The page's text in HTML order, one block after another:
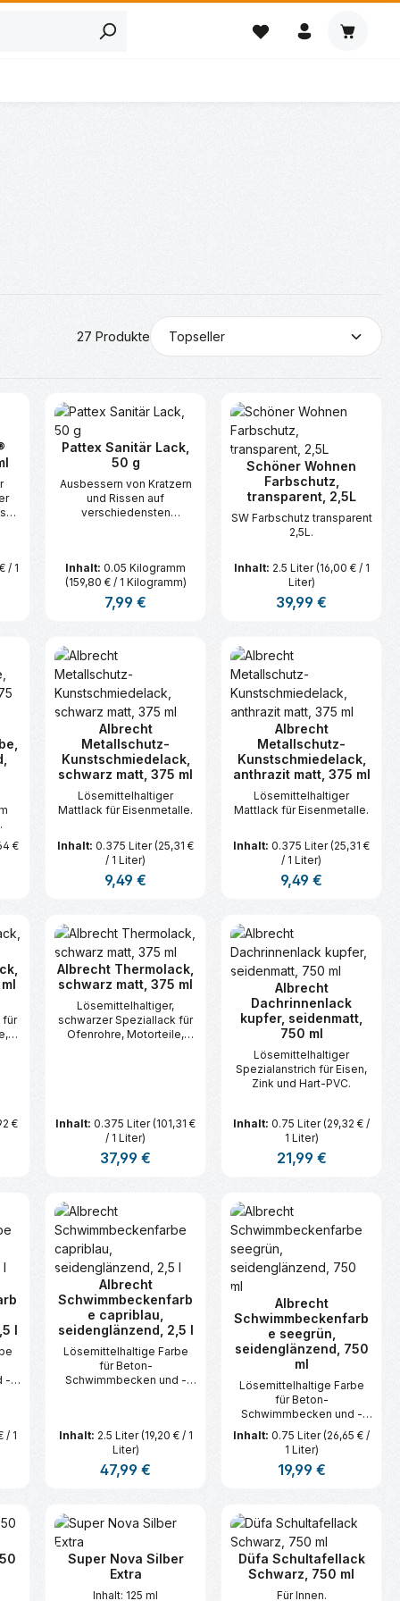
27 Produkte
oder benutze die Schaltflächen um
Wert ein oder benutze die
/ 1
Gib den gewünschten Wert ein
Pattex Sanitär Lack,
50 g
Ausbessern von Kratzern
und Rissen auf
verschiedensten
Inhalt:0.05 Kilogramm
(159,80 € / 1 Kilogramm)
Regulärer Preis:
7,99 €
Produkt Anzahl: Gib den
Schöner Wohnen
Farbschutz,
transparent, 2,5L
SW Farbschutz transparent
2,5L.
Inhalt: 2.5 Liter(16,00 € / 1
Liter)
Regulärer Preis:
39,99 €
Produkt
oder benutze die Schaltflächen um
Wert ein oder benutze die
€
Gib den gewünschten Wert ein
Albrecht
Metallschutz-
Kunstschmiedelack,
schwarz matt, 375 ml
Lösemittelhaltiger
Mattlack für Eisenmetalle.
Inhalt:0.375 Liter(25,31 €
/ 1 Liter)
Regulärer Preis:
9,49 €
Produkt Anzahl: Gib den
Albrecht
Metallschutz-
Kunstschmiedelack,
anthrazit matt, 375 ml
Lösemittelhaltiger
Mattlack für Eisenmetalle.
Inhalt:0.375 Liter(25,31 €
/ 1 Liter)
Regulärer Preis:
9,49 €
Produkt
oder benutze die Schaltflächen um
Wert ein oder benutze die
für
€
Gib den gewünschten Wert ein
Albrecht Thermolack,
schwarz matt, 375 ml
Lösemittelhaltiger,
schwarzer Speziallack für
Ofenrohre, Motorteile,
Inhalt:0.375 Liter(101,31 €
/ 1 Liter)
Regulärer Preis:
37,99 €
Produkt Anzahl: Gib den
Albrecht
Dachrinnenlack
kupfer, seidenmatt,
750 ml
Lösemittelhaltiger
Spezialanstrich für Eisen,
Zink und Hart-PVC.
Inhalt:0.75 Liter(29,32 € /
1 Liter)
Regulärer Preis:
21,99 €
Produkt
oder benutze die Schaltflächen um
Wert ein oder benutze die
l
-
/ 1
Gib den gewünschten Wert ein
Albrecht
Schwimmbeckenfarb
e capriblau,
seidenglänzend, 2,5 l
Lösemittelhaltige Farbe
für Beton-
Schwimmbecken und -
Inhalt: 2.5 Liter(19,20 € / 1
Liter)
Regulärer Preis:
47,99 €
Produkt Anzahl: Gib den
Albrecht
Schwimmbeckenfarb
e seegrün,
seidenglänzend, 750
ml
Lösemittelhaltige Farbe
für Beton-
Schwimmbecken und -
Zierteiche.
Inhalt:0.75 Liter(26,65 € /
1 Liter)
Regulärer Preis:
19,99 €
Produkt
Super Nova Silber
Extra
Inhalt: 125 ml
Düfa Schultafellack
Schwarz, 750 ml
Für Innen.